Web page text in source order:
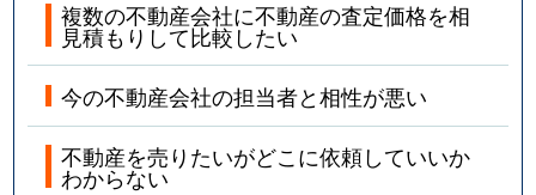
複数の不動産会社に不動産の査定価格を相
見積もりして比較したい
今の不動産会社の担当者と相性が悪い
不動産を売りたいがどこに依頼していいか
わからない